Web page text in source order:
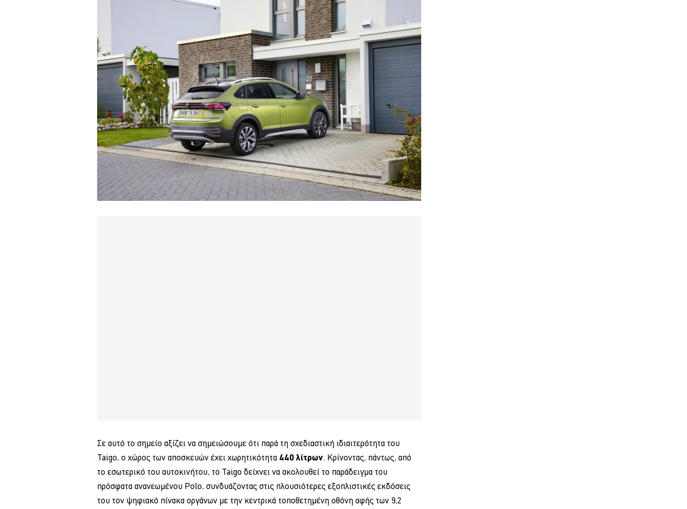
Σε αυτό το σημείο αξίζει να σημειώσουμε ότι παρά τη σχεδιαστική ιδιαιτερότητα του
Taigo, ο χώρος των αποσκευών έχει χωρητικότητα 440 λίτρων. Κρίνοντας, πάντως, από
το εσωτερικό του αυτοκινήτου, το Taigo δείχνει να ακολουθεί το παράδειγμα του
πρόσφατα ανανεωμένου Polo, συνδυάζοντας στις πλουσιότερες εξοπλιστικές εκδόσεις
του τον ψηφιακό πίνακα οργάνων με την κεντρικά τοποθετημένη οθόνη αφής των 9,2